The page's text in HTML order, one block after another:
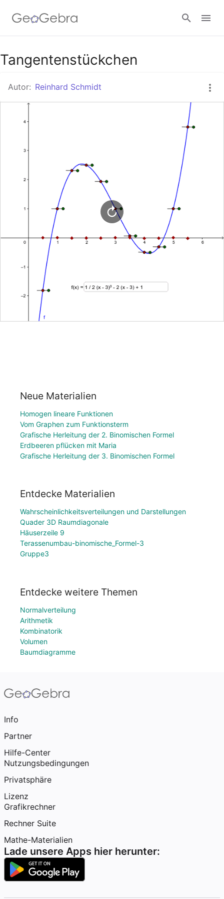
Google Classroom
GeoGebra Classroom
Tangentenstückchen
Autor: Reinhard Schmidt
Neue Materialien
Homogen lineare Funktionen
Vom Graphen zum Funktionsterm
Grafische Herleitung der 2. Binomischen Formel
Erdbeeren pflücken mit Maria
Grafische Herleitung der 3. Binomischen Formel
Entdecke Materialien
Wahrscheinlichkeitsverteilungen und Darstellungen
Quader 3D Raumdiagonale
Häuserzeile 9
Terassenumbau-binomische_Formel-3
Gruppe3
Entdecke weitere Themen
Normalverteilung
Arithmetik
Kombinatorik
Volumen
Baumdiagramme
Info
Partner
Hilfe-Center
Nutzungsbedingungen
Privatsphäre
Lizenz
Grafikrechner
Rechner Suite
Mathe-Materialien
Lade unsere Apps hier herunter: